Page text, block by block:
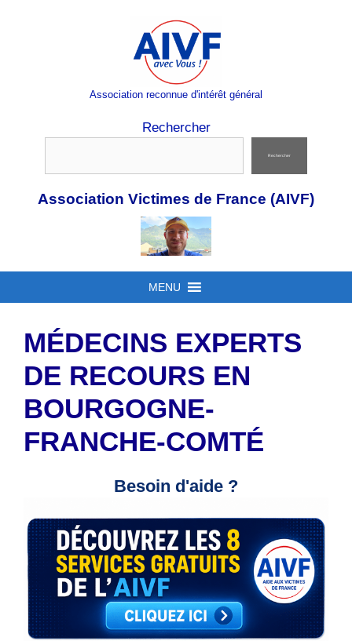
Association reconnue d'intérêt général
Rechercher
Rechercher
Association Victimes de France (AIVF)
MENU
MÉDECINS EXPERTS
DE RECOURS EN
BOURGOGNE-
FRANCHE-COMTÉ
Besoin d'aide ?